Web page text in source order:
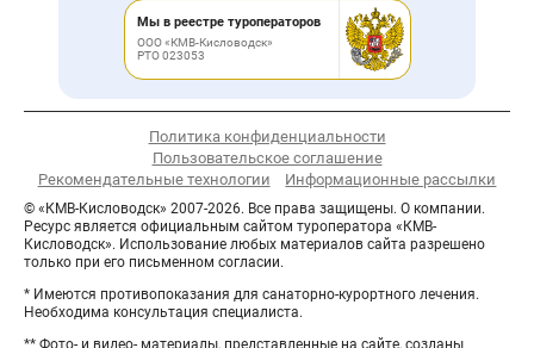
Мы в реестре туроператоров
ООО «КМВ-Кисловодск»
РТО 023053
Политика конфиденциальности
Пользовательское соглашение
Рекомендательные технологии
Информационные рассылки
© «КМВ-Кисловодск» 2007-2026. Все права защищены. О компании.
Ресурс является официальным сайтом туроператора «КМВ-
Кисловодск». Использование любых материалов сайта разрешено
только при его письменном согласии.
* Имеются противопоказания для санаторно-курортного лечения.
Необходима консультация специалиста.